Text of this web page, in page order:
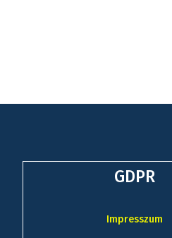
GDPR
Impresszum